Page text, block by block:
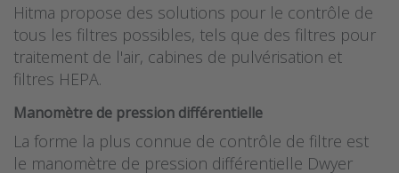
Hitma propose des solutions pour le contrôle de
tous les filtres possibles, tels que des filtres pour
traitement de l'air, cabines de pulvérisation et
filtres HEPA.
Manomètre de pression différentielle
La forme la plus connue de contrôle de filtre est
le manomètre de pression différentielle Dwyer